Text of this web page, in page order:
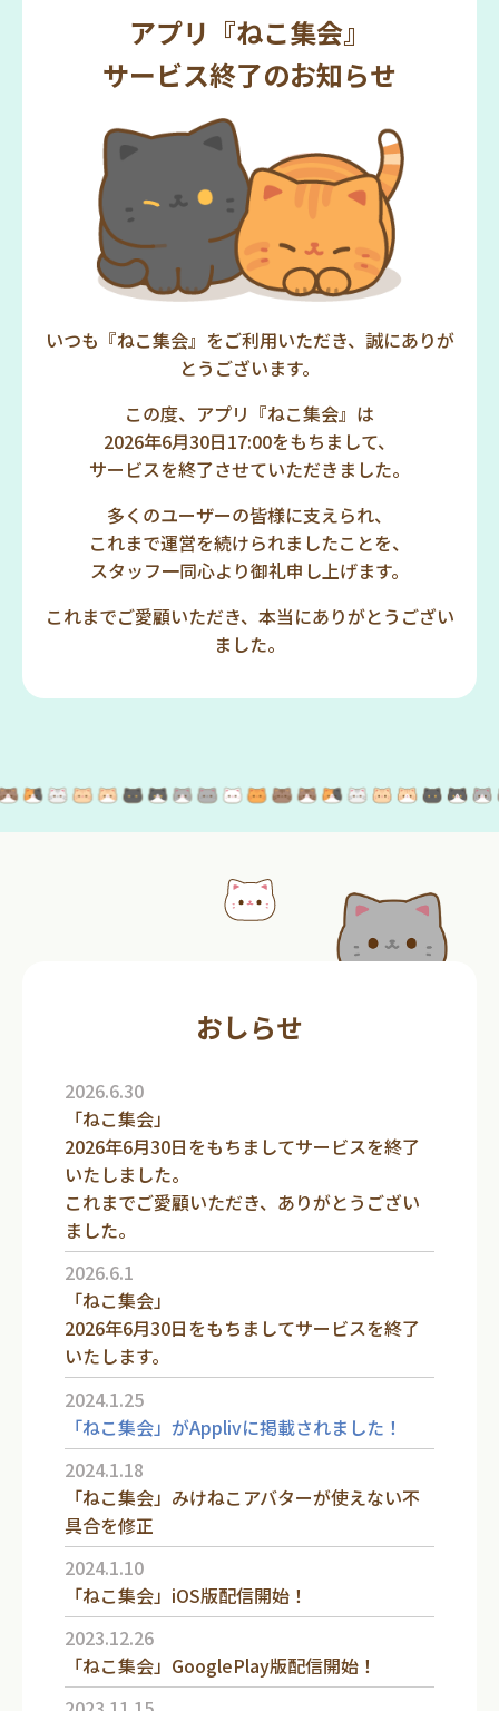
アプリ『ねこ集会』
サービス終了のお知らせ
いつも『ねこ集会』をご利用いただき、誠にありが
とうございます。
この度、アプリ『ねこ集会』は
2026年6月30日17:00をもちまして、
サービスを終了させていただきました。
多くのユーザーの皆様に支えられ、
これまで運営を続けられましたことを、
スタッフ一同心より御礼申し上げます。
これまでご愛顧いただき、本当にありがとうござい
ました。
おしらせ
2026.6.30
「ねこ集会」
2026年6月30日をもちましてサービスを終了
いたしました。
これまでご愛顧いただき、ありがとうござい
ました。
2026.6.1
「ねこ集会」
2026年6月30日をもちましてサービスを終了
いたします。
2024.1.25
「ねこ集会」がApplivに掲載されました！
2024.1.18
「ねこ集会」みけねこアバターが使えない不
具合を修正
2024.1.10
「ねこ集会」iOS版配信開始！
2023.12.26
「ねこ集会」GooglePlay版配信開始！